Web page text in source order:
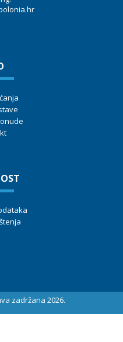
zadržana 2026.